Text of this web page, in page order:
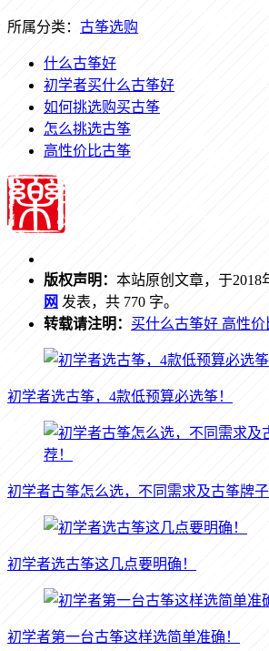
所属分类： 古筝选购
什么古筝好
初学者买什么古筝好
如何挑选购买古筝
怎么挑选古筝
高性价比古筝
版权声明： 本站原创文章，于2018
网 发表，共 770 字。
转载请注明： 买什么古筝好 高性价
初学者选古筝，4款低预算必选筝！
初学者古筝怎么选，不同需求及古筝牌子
初学者选古筝这几点要明确！
初学者第一台古筝这样选简单准确！